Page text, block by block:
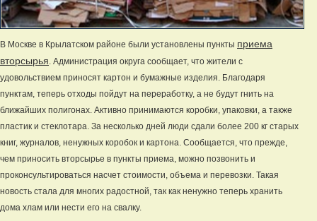
В Москве в Крылатском районе были установлены пункты приема
вторсырья. Администрация округа сообщает, что жители с
удовольствием приносят картон и бумажные изделия. Благодаря
пунктам, теперь отходы пойдут на переработку, а не будут гнить на
ближайших полигонах. Активно принимаются коробки, упаковки, а также
пластик и стеклотара. За несколько дней люди сдали более 200 кг старых
книг, журналов, ненужных коробок и картона. Сообщается, что прежде,
чем приносить вторсырье в пункты приема, можно позвонить и
проконсультироваться насчет стоимости, объема и перевозки. Такая
новость стала для многих радостной, так как ненужно теперь хранить
дома хлам или нести его на свалку.